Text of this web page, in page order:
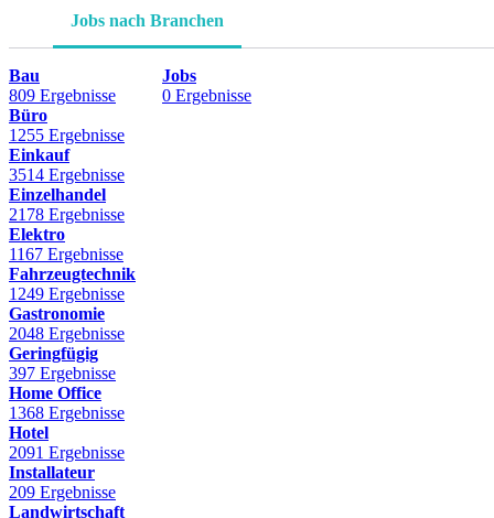
Jobs nach Branchen
Bau
809 Ergebnisse
Büro
1255 Ergebnisse
Einkauf
3514 Ergebnisse
Einzelhandel
2178 Ergebnisse
Elektro
1167 Ergebnisse
Fahrzeugtechnik
1249 Ergebnisse
Gastronomie
2048 Ergebnisse
Geringfügig
397 Ergebnisse
Home Office
1368 Ergebnisse
Hotel
2091 Ergebnisse
Installateur
209 Ergebnisse
Landwirtschaft
Jobs
0 Ergebnisse